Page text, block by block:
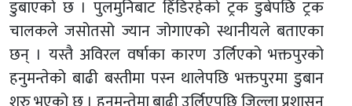
डुबाएको छ । पुलमुनिबाट हिँडिरहेको ट्रक डुबेपछि ट्रक
चालकले जसोतसो ज्यान जोगाएको स्थानीयले बताएका
छन् । यस्तै अविरल वर्षाका कारण उर्लिएको भक्तपुरको
हनुमन्तेको बाढी बस्तीमा पस्न थालेपछि भक्तपुरमा डुबान